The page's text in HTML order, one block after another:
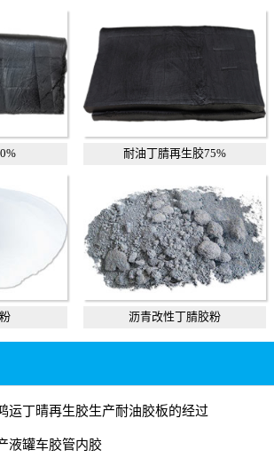
耐油丁腈再生胶75%
沥青改性丁腈胶粉
运丁晴再生胶生产耐油胶板的经过
液罐车胶管内胶